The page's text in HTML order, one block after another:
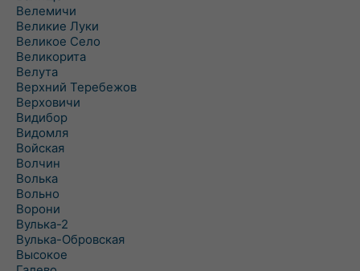
Велемичи
Великие Луки
Великое Село
Великорита
Велута
Верхний Теребежов
Верховичи
Видибор
Видомля
Войская
Волчин
Волька
Вольно
Ворони
Вулька-2
Вулька-Обровская
Высокое